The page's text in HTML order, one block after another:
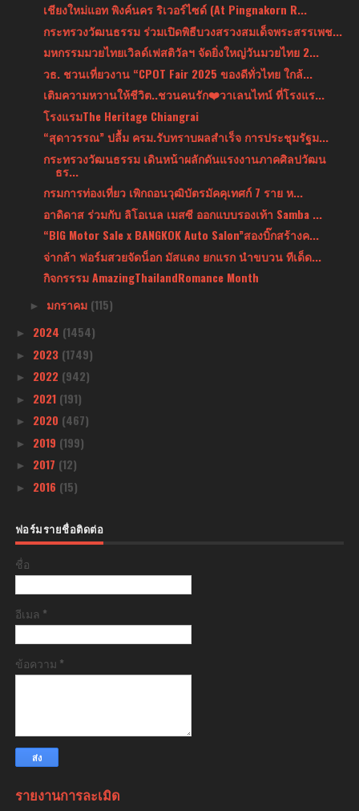
เชียงใหม่แอท พิงค์นคร ริเวอร์ไซด์ (At Pingnakorn R...
กระทรวงวัฒนธรรม ร่วมเปิดพิธีบวงสรวงสมเด็จพระสรรเพช...
มหกรรมมวยไทยเวิลด์เฟสติวัลฯ จัดยิ่งใหญ่วันมวยไทย 2...
วธ. ชวนเที่ยวงาน “CPOT Fair 2025 ของดีทั่วไทย ใกล้...
เติมความหวานให้ชีวิต..ชวนคนรัก❤️วาเลนไทน์ ที่โรงแร...
โรงแรมThe Heritage Chiangrai
“สุดาวรรณ” ปลื้ม ครม.รับทราบผลสำเร็จ การประชุมรัฐม...
กระทรวงวัฒนธรรม เดินหน้าผลักดันแรงงานภาคศิลปวัฒน
ธร...
กรมการท่องเที่ยว เพิกถอนวุฒิบัตรมัคคุเทศก์ 7 ราย ห...
อาดิดาส ร่วมกับ ลิโอเนล เมสซี ออกแบบรองเท้า Samba ...
“BIG Motor Sale x BANGKOK Auto Salon”สองบิ๊กสร้างค...
จ่ากล้า ฟอร์มสวยจัดน็อก มัสแตง ยกแรก นำขบวน ทีเด็ด...
กิจกรรรม AmazingThailandRomance Month
► มกราคม (115)
► 2024 (1454)
► 2023 (1749)
► 2022 (942)
► 2021 (191)
► 2020 (467)
► 2019 (199)
► 2017 (12)
► 2016 (15)
ฟอร์มรายชื่อติดต่อ
ชื่อ
อีเมล *
ข้อความ *
รายงานการละเมิด